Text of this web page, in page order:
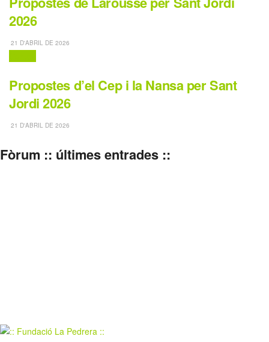
2026
21 D'ABRIL DE 2026
Propostes d’el Cep i la Nansa per Sant
Jordi 2026
21 D'ABRIL DE 2026
Fòrum :: últimes entrades ::